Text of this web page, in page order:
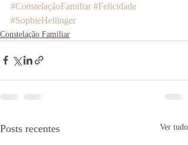
#ConstelaçãoFamiliar #Felicidade
#SophieHellinger
Constelação Familiar
Posts recentes Ver tudo